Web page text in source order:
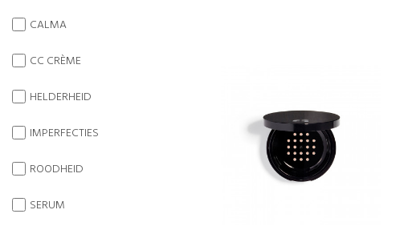
CALMA
CC CRÈME
HELDERHEID
IMPERFECTIES
ROODHEID
SERUM